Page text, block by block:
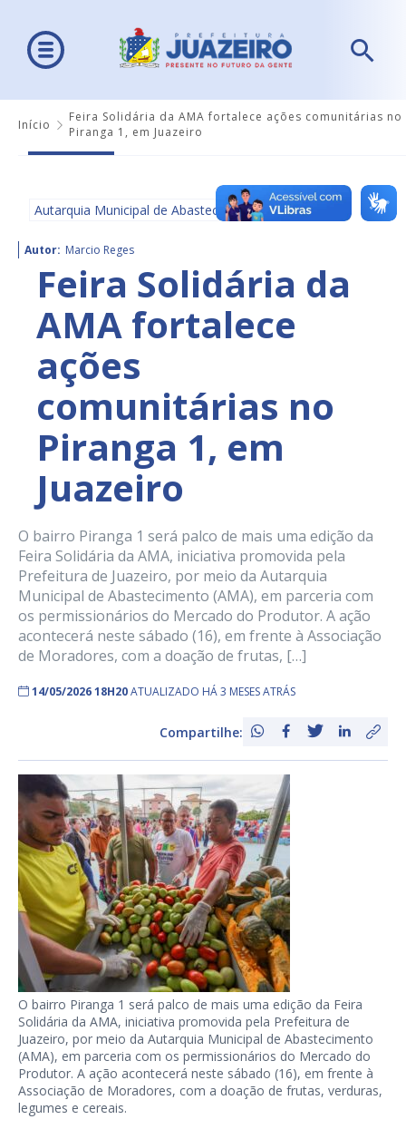
Início
Feira Solidária da AMA fortalece ações comunitárias no
Piranga 1, em Juazeiro
Autarquia Municipal de Abastecimento - AMA
Autor: Marcio Reges
Feira Solidária da
AMA fortalece
ações
comunitárias no
Piranga 1, em
Juazeiro
O bairro Piranga 1 será palco de mais uma edição da
Feira Solidária da AMA, iniciativa promovida pela
Prefeitura de Juazeiro, por meio da Autarquia
Municipal de Abastecimento (AMA), em parceria com
os permissionários do Mercado do Produtor. A ação
acontecerá neste sábado (16), em frente à Associação
de Moradores, com a doação de frutas, […]
14/05/2026 18H20ATUALIZADO HÁ 3 MESES ATRÁS
Compartilhe:
O bairro Piranga 1 será palco de mais uma edição da Feira
Solidária da AMA, iniciativa promovida pela Prefeitura de
Juazeiro, por meio da Autarquia Municipal de Abastecimento
(AMA), em parceria com os permissionários do Mercado do
Produtor. A ação acontecerá neste sábado (16), em frente à
Associação de Moradores, com a doação de frutas, verduras,
legumes e cereais.